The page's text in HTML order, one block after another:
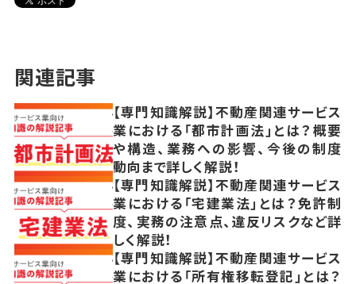
関連記事
【専門知識解説】不動産関連サービス
業における「都市計画法」とは？概要
や構造、業務への影響、今後の制度
動向まで詳しく解説！
【専門知識解説】不動産関連サービス
業における「宅建業法」とは？免許制
度、実務の注意点、違反リスクなど詳
しく解説！
【専門知識解説】不動産関連サービス
業における「所有権移転登記」とは？